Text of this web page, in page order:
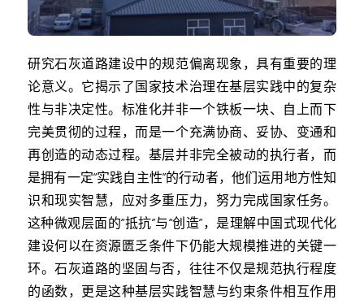
研究石灰道路建设中的规范偏离现象，具有重要的理
论意义。它揭示了国家技术治理在基层实践中的复杂
性与非决定性。标准化并非一个铁板一块、自上而下
完美贯彻的过程，而是一个充满协商、妥协、变通和
再创造的动态过程。基层并非完全被动的执行者，而
是拥有一定“实践自主性”的行动者，他们运用地方性知
识和现实智慧，应对多重压力，努力完成国家任务。
这种微观层面的“抵抗”与“创造”，是理解中国式现代化
建设何以在资源匮乏条件下仍能大规模推进的关键一
环。石灰道路的坚固与否，往往不仅是规范执行程度
的函数，更是这种基层实践智慧与约束条件相互作用